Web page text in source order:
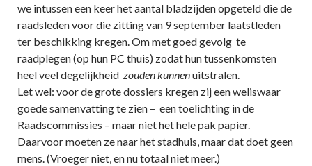
we intussen een keer het aantal bladzijden opgeteld die de
raadsleden voor die zitting van 9 september laatstleden
ter beschikking kregen. Om met goed gevolg te
raadplegen (op hun PC thuis) zodat hun tussenkomsten
heel veel degelijkheid zouden kunnenuitstralen.
Let wel: voor de grote dossiers kregen zij een weliswaar
goede samenvatting te zien – een toelichting in de
Raadscommissies – maar niet het hele pak papier.
Daarvoor moeten ze naar het stadhuis, maar dat doet geen
mens. (Vroeger niet, en nu totaal niet meer.)